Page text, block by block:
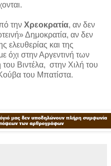
την Χρεοκρατία, αν δεν
Δημοκρατία, αν δεν
ελευθερίας και της
όχι στην Αργεντινή των
Βιντέλα, στην Χιλή του
Κούβα του Μπατίστα.